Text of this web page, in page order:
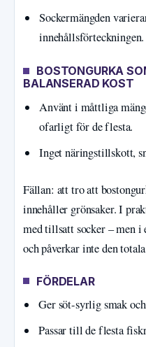
Sockermängden
innehållsförteckningen.
BOSTONGURKA
BALANSERAD KOST
Använt i måttliga
ofarligt för de flesta.
Inget näringstillskott,
Fällan: att tro att
innehåller grönsaker. I
med tillsatt socker – men i
och påverkar inte den
FÖRDELAR
Ger söt-syrlig smak
Passar till de flesta